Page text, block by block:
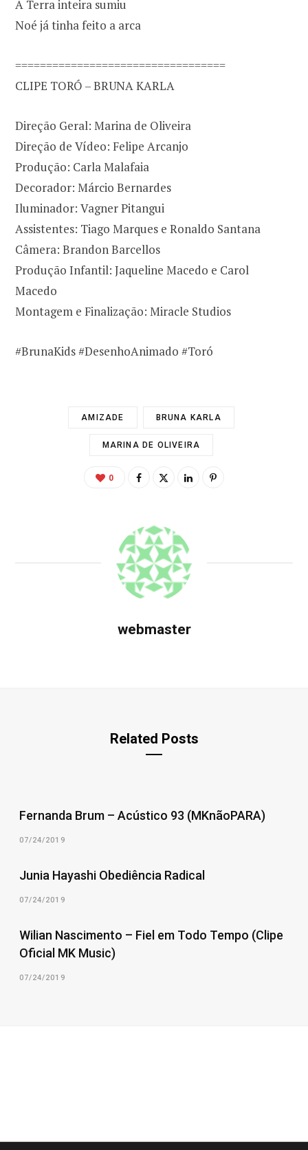
A Terra inteira sumiu
Noé já tinha feito a arca
==================================
CLIPE TORÓ – BRUNA KARLA
Direção Geral: Marina de Oliveira
Direção de Vídeo: Felipe Arcanjo
Produção: Carla Malafaia
Decorador: Márcio Bernardes
Iluminador: Vagner Pitangui
Assistentes: Tiago Marques e Ronaldo Santana
Câmera: Brandon Barcellos
Produção Infantil: Jaqueline Macedo e Carol
Macedo
Montagem e Finalização: Miracle Studios
#BrunaKids #DesenhoAnimado #Toró
AMIZADE BRUNA KARLA
MARINA DE OLIVEIRA
0
webmaster
Related Posts
Fernanda Brum – Acústico 93 (MKnãoPARA)
07/24/2019
Junia Hayashi Obediência Radical
07/24/2019
Wilian Nascimento – Fiel em Todo Tempo (Clipe
Oficial MK Music)
07/24/2019